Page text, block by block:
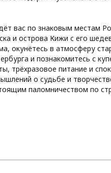
вас по знаковым местам
и острова Кижи с его
окунётесь в атмосферу
и познакомитесь с
трёхразовое питание и
о судьбе и
паломничеством по